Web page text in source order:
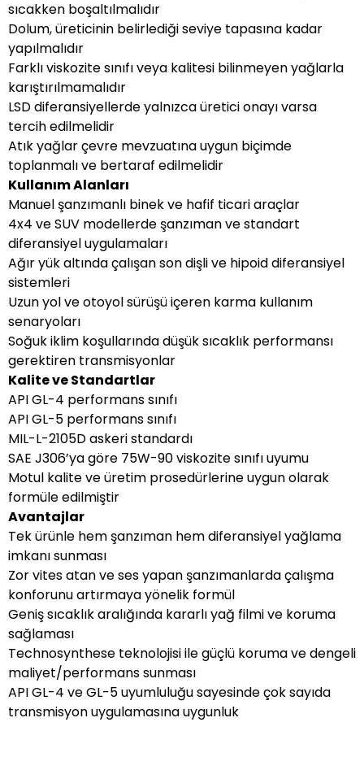
sıcakken boşaltılmalıdır
Dolum, üreticinin belirlediği seviye tapasına kadar
yapılmalıdır
Farklı viskozite sınıfı veya kalitesi bilinmeyen yağlarla
karıştırılmamalıdır
LSD diferansiyellerde yalnızca üretici onayı varsa
tercih edilmelidir
Atık yağlar çevre mevzuatına uygun biçimde
toplanmalı ve bertaraf edilmelidir
Kullanım Alanları
Manuel şanzımanlı binek ve hafif ticari araçlar
4x4 ve SUV modellerde şanzıman ve standart
diferansiyel uygulamaları
Ağır yük altında çalışan son dişli ve hipoid diferansiyel
sistemleri
Uzun yol ve otoyol sürüşü içeren karma kullanım
senaryoları
Soğuk iklim koşullarında düşük sıcaklık performansı
gerektiren transmisyonlar
Kalite ve Standartlar
API GL-4 performans sınıfı
API GL-5 performans sınıfı
MIL-L-2105D askeri standardı
SAE J306’ya göre 75W-90 viskozite sınıfı uyumu
Motul kalite ve üretim prosedürlerine uygun olarak
formüle edilmiştir
Avantajlar
Tek ürünle hem şanzıman hem diferansiyel yağlama
imkanı sunması
Zor vites atan ve ses yapan şanzımanlarda çalışma
konforunu artırmaya yönelik formül
Geniş sıcaklık aralığında kararlı yağ filmi ve koruma
sağlaması
Technosynthese teknolojisi ile güçlü koruma ve dengeli
maliyet/performans sunması
API GL-4 ve GL-5 uyumluluğu sayesinde çok sayıda
transmisyon uygulamasına uygunluk